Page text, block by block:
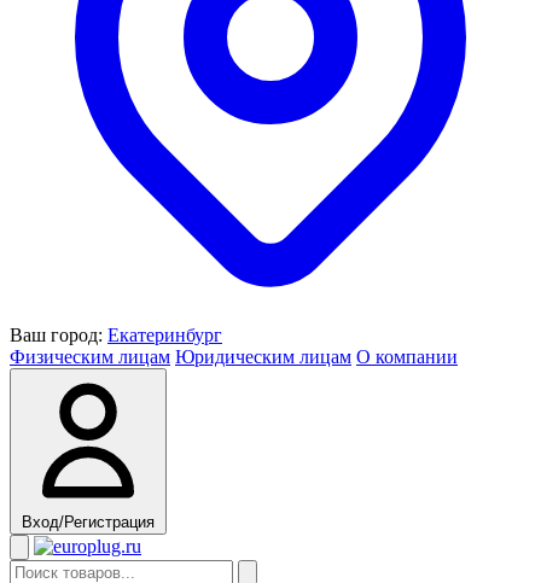
Ваш город: Екатеринбург
Физическим лицам Юридическим лицам О компании
Вход/Регистрация